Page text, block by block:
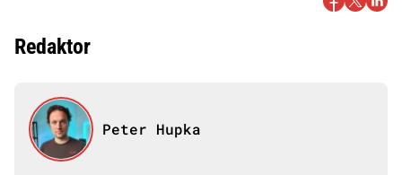
Redaktor
Peter Hupka